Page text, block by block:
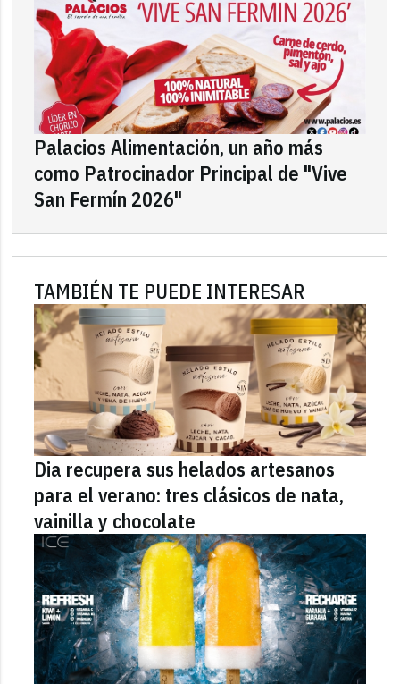
Palacios Alimentación, un año más
como Patrocinador Principal de "Vive
San Fermín 2026"
TAMBIÉN TE PUEDE INTERESAR
Dia recupera sus helados artesanos
para el verano: tres clásicos de nata,
vainilla y chocolate